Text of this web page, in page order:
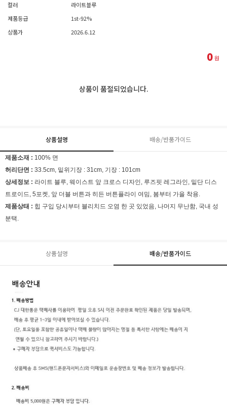
컬러
라이트블루
제품등급
1st-92%
상품가
2026.6.12
0원
상품이 품절되었습니다.
상품설명 배송/반품가이드
제품소재 : 100% 면
허리단면 : 33.5cm, 밑위기장 : 31cm, 기장 : 101cm
상세정보 : 라이트 블루, 웨이스트 앞 크로스 디자인, 루즈핏 레그라인, 밑단 디스
트로이드, 5포켓, 앞 더블 버튼과 히든 버튼플라이 여밈, 봄부터 가을 착용.
제품상태 : 힙 구입 당시부터 블리치드 오염 한 곳 있었음, 나머지 무난함, 국내 성
분택.
상품설명 배송/반품가이드